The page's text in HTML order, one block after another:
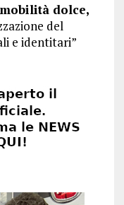
dolce,
del
e identitari”